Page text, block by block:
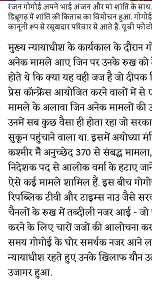
रंजन गोगोई अपने भाई अंजन और मां शांति के
डिब्रूगढ़ में शांति की किताब का विमोचन हुआ.
कानूनी रूप से रसूखदार परिवार से आते हैं.यूबी
मुख्य न्यायाधीश के कार्यकाल के दौरान
अनेक मामले आए जिन पर उनके रुख को
होते थे कि क्या यह वही जज है जो दीपक
प्रेस कॉन्फ्रेंस आयोजित करने वालों में से
मामले के अलावा जिन अनेक मामलों की
उनमें सब कुछ वैसा ही होता रहा जो
सुकून पहुंचाने वाला था. इसमें अयोध्या
कश्मीर मेँ अनुच्छेद 370 से संबद्ध
निदेशक पद से आलोक वर्मा के हटाए
ऐसे कई मामले शामिल हैं. इस बीच
रिपब्लिक टीवी और टाइम्स नाउ जैसे
चैनलों के रुख में तब्दीली नजर आई - जो
करने के लिए चारों जजों की आलोचना
समय गोगोई के घोर समर्थक नजर आने
न्यायाधीश रहते हुए उनके खिलाफ यौन
उजागर हुआ.